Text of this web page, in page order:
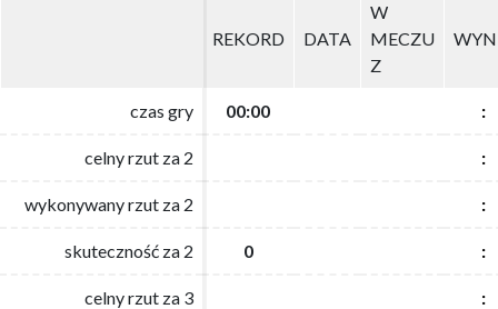
REKORD DATA
W
MECZU
Z
czas gry 00:00 :
celny rzut za 2 :
wykonywany rzut za 2 :
skuteczność za 2 0 :
celny rzut za 3 :
REKORD DATA
W
MECZU
Z
czas gry 00:00 :
celny rzut za 2 :
wykonywany rzut za 2 :
skuteczność za 2 0 :
celny rzut za 3 :